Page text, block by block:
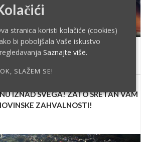
2025. – 83. obljetnica
Edith Stein i Europa: Svjetionik vjere,
SVAKU ŽRTVU TREBA
IZNAD SVEGA! ZATO SRETAN VAM
ZAHVALNOSTI!
stranica koristi kolačiće (cookies)
bi poboljšala Vaše iskustvo
Saznajte više.
OK, SLAŽEM SE!